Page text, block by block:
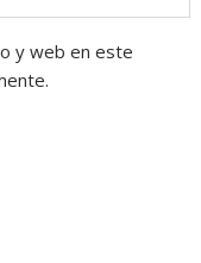
y web en este